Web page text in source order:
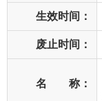
生效时间：
废止时间：
名 称：